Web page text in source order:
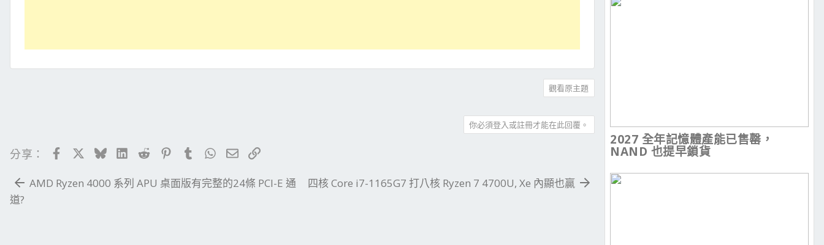
觀看原主題
你必須登入或註冊才能在此回覆。
分享： FacebookBlueskyLinkedIn
RedditPinterestTumblrWhatsApp
電子郵件
連結
AMD Ryzen 4000 系列 APU 桌面版有完整的24條 PCI-E 通
道?
四核 Core i7-1165G7 打八核 Ryzen 7 4700U, Xe 內顯也贏
2027 全年記憶體產能已售罄，
NAND 也提早鎖貨